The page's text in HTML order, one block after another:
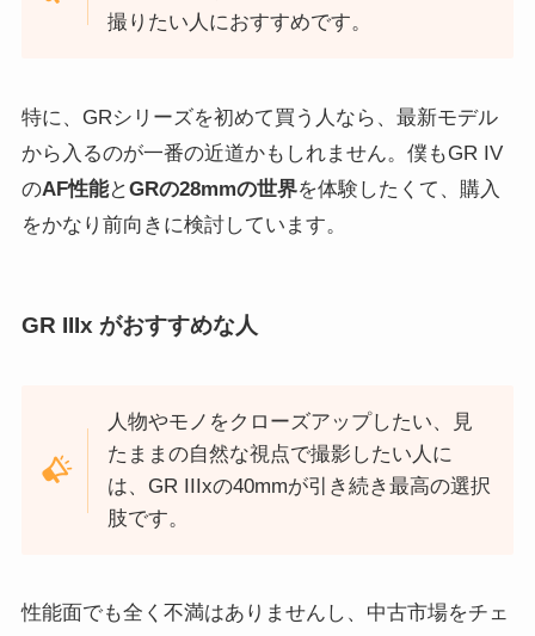
撮りたい人におすすめです。
特に、GRシリーズを初めて買う人なら、最新モデル
から入るのが一番の近道かもしれません。僕もGR IV
のAF性能とGRの28mmの世界を体験したくて、購入
をかなり前向きに検討しています。
GR IIIx がおすすめな人
人物やモノをクローズアップしたい、見
たままの自然な視点で撮影したい人に
は、GR IIIxの40mmが引き続き最高の選択
肢です。
性能面でも全く不満はありませんし、中古市場をチェ